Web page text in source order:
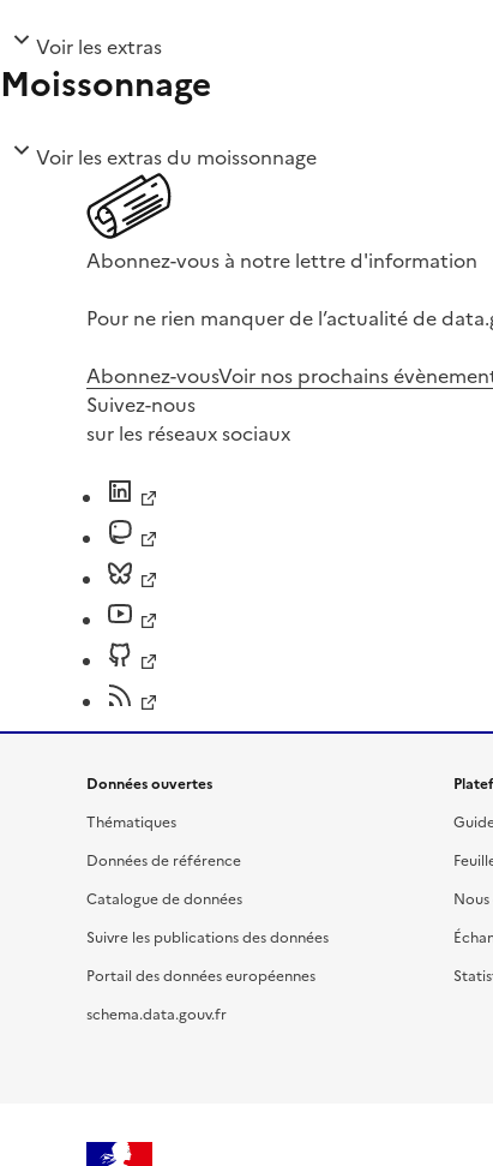
Voir les extras
Moissonnage
Voir les extras du moissonnage
Abonnez-vous à notre lettre d'information
Pour ne rien manquer de l’actualité de
Abonnez-vousVoir nos prochains
Suivez-nous
sur les réseaux sociaux
Données ouvertes
Thématiques
Données de référence
Catalogue de données
Suivre les publications des données
Portail des données européennes
schema.data.gouv.fr